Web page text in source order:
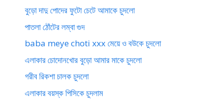
বুড়ো দাদু পোদের ফুটো চেটে আমাকে চুদলো
পাতলা ঠোঁটের লম্বা গুদ
baba meye choti xxx মেয়ে ও বউকে চুদলো
এলাকার চোদোনখোর বুড়ো আমার মাকে চুদলো
গরীব রিকশা চালক চুদলো
এলাকার বয়স্ক পিসিকে চুদলাম